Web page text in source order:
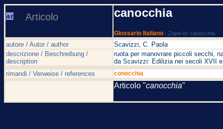
Articolo canocchia
Glossario Italiano - Zope-Id: canocchia
autore / Autor / author
Scavizzi, C. Paola
descrizione / Beschreibung /
description
ruota per manovrare piccoli secchi,
da Scavizzi: Edilizia nei secoli XVII
rimandi / Verweise / references
conocchia
Articolo "canocchia"